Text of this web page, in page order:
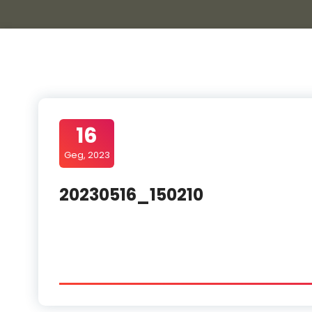
16
Geg, 2023
20230516_150210